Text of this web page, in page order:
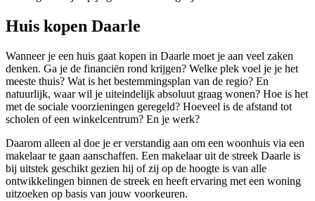
Huis kopen Daarle
Wanneer je een huis gaat kopen in Daarle moet je aan veel zaken
denken. Ga je de financiën rond krijgen? Welke plek voel je je het
meeste thuis? Wat is het bestemmingsplan van de regio? En
natuurlijk, waar wil je uiteindelijk absoluut graag wonen? Hoe is het
met de sociale voorzieningen geregeld? Hoeveel is de afstand tot
scholen of een winkelcentrum? En je werk?
Daarom alleen al doe je er verstandig aan om een woonhuis via een
makelaar te gaan aanschaffen. Een makelaar uit de streek Daarle is
bij uitstek geschikt gezien hij of zij op de hoogte is van alle
ontwikkelingen binnen de streek en heeft ervaring met een woning
uitzoeken op basis van jouw voorkeuren.